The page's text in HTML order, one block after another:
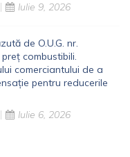
Iulie 9, 2026
de O.U.G. nr.
combustibili.
comerciantului de a
pentru reducerile
Iulie 6, 2026